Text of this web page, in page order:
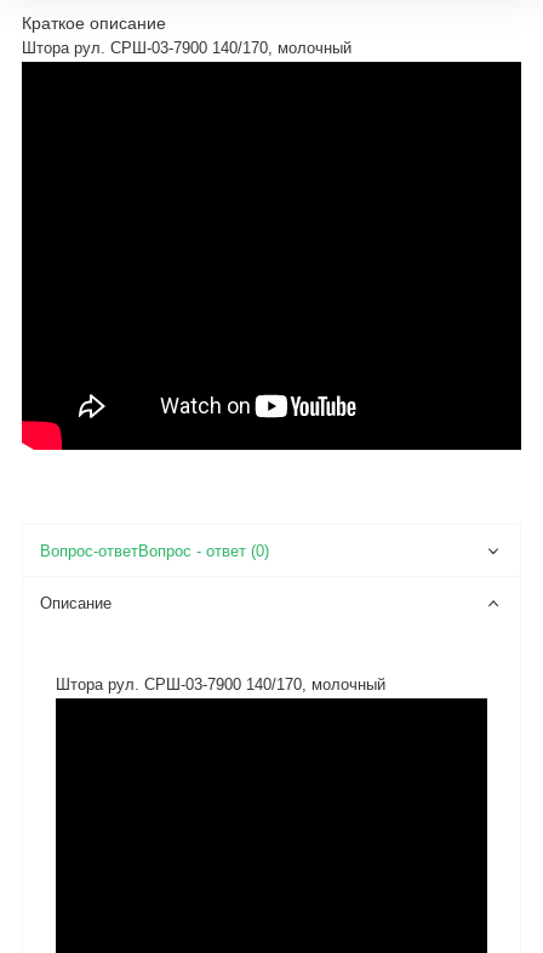
Краткое описание
Штора рул. СРШ-03-7900 140/170, молочный
Вопрос - ответ (0)
Описание
Штора рул. СРШ-03-7900 140/170, молочный